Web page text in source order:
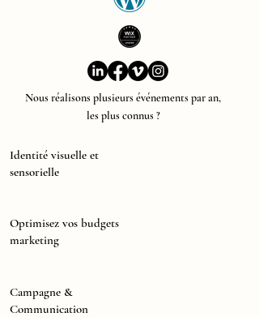
Nous réalisons plusieurs événements par an,
les plus connus ?
Identité visuelle et
sensorielle
Optimisez vos budgets
marketing
Campagne &
Communication